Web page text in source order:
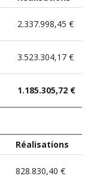
2.337.998,45 €
3.523.304,17 €
1.185.305,72 €
Réalisations
828.830,40 €